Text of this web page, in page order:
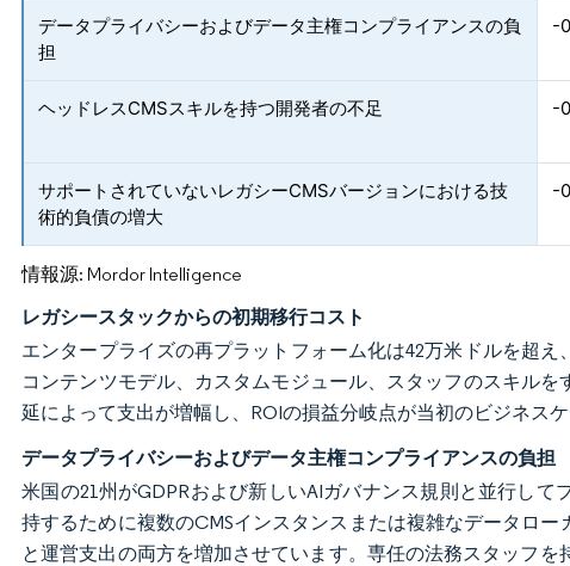
データプライバシーおよびデータ主権コンプライアンスの負
担
-
ヘッドレスCMSスキルを持つ開発者の不足 -
サポートされていないレガシーCMSバージョンにおける技
術的負債の増大
-
情報源: Mordor Intelligence
レガシースタックからの初期移行コスト
エンタープライズの再プラットフォーム化は42万米ドルを超
コンテンツモデル、カスタムモジュール、スタッフのスキル
延によって支出が増幅し、ROIの損益分岐点が当初のビジネス
データプライバシーおよびデータ主権コンプライアンスの負担
米国の21州がGDPRおよび新しいAIガバナンス規則と並行し
持するために複数のCMSインスタンスまたは複雑なデータロ
と運営支出の両方を増加させています。専任の法務スタッフ